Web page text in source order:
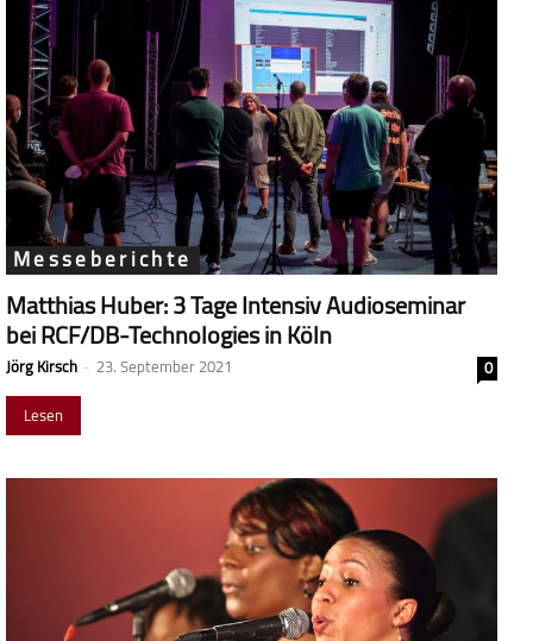
Messeberichte
Matthias Huber: 3 Tage Intensiv Audioseminar
bei RCF/DB-Technologies in Köln
Jörg Kirsch - 23. September 2021
0
Lesen